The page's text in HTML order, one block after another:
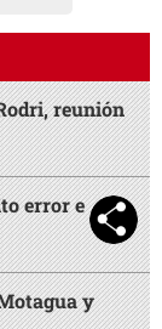
reunión
error e
y